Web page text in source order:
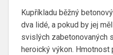
Kupříkladu běžný
dva lidé, a pokud by jej
svislých zabetonovaných
heroický výkon. Hmotnost